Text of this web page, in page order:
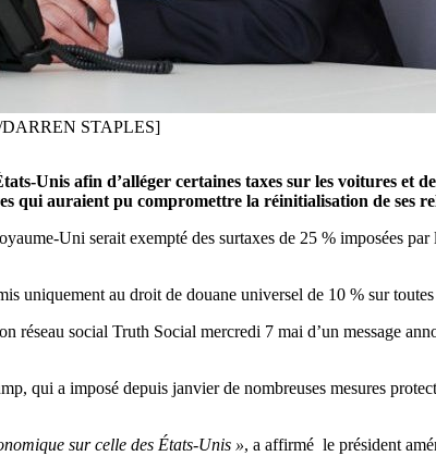
DARREN STAPLES]
Unis afin d’alléger certaines taxes sur les voitures et
qui auraient pu compromettre la réinitialisation de ses
Uni serait exempté des surtaxes de 25 % imposées
uniquement au droit de douane universel de 10 % sur
réseau social Truth Social mercredi 7 mai d’un message
qui a imposé depuis janvier de nombreuses mesures
sur celle des États-Unis », a affirmé le président